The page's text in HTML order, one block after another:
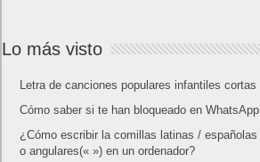
Lo más visto
Letra de canciones populares infantiles cortas
Cómo saber si te han bloqueado en WhatsApp
¿Cómo escribir la comillas latinas / españolas
o angulares(« ») en un ordenador?